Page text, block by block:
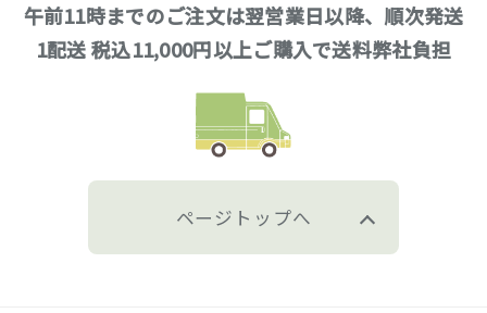
午前11時までのご注文は翌営業日以降、順次発送
1配送 税込11,000円以上ご購入で送料弊社負担
ページトップへ